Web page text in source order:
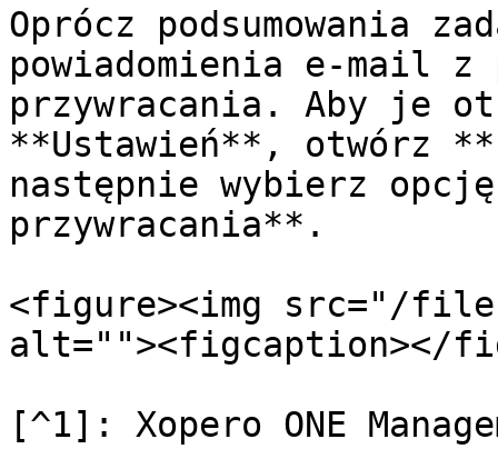
Oprócz podsumowania
powiadomienia e-mail z
przywracania. Aby je
**Ustawień**, otwórz
następnie wybierz
przywracania**.
<figure><img src="/
alt=""><figcaption></